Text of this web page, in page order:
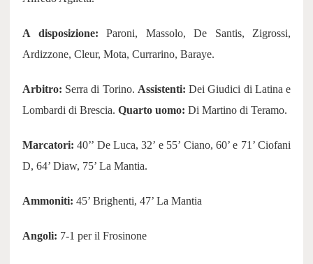
A disposizione: Paroni, Massolo, De Santis, Zigrossi,
Ardizzone, Cleur, Mota, Currarino, Baraye.
Arbitro: Serra di Torino. Assistenti: Dei Giudici di Latina e
Lombardi di Brescia. Quarto uomo: Di Martino di Teramo.
Marcatori: 40’’ De Luca, 32’ e 55’ Ciano, 60’ e 71’ Ciofani
D, 64’ Diaw, 75’ La Mantia.
Ammoniti: 45’ Brighenti, 47’ La Mantia
Angoli: 7-1 per il Frosinone